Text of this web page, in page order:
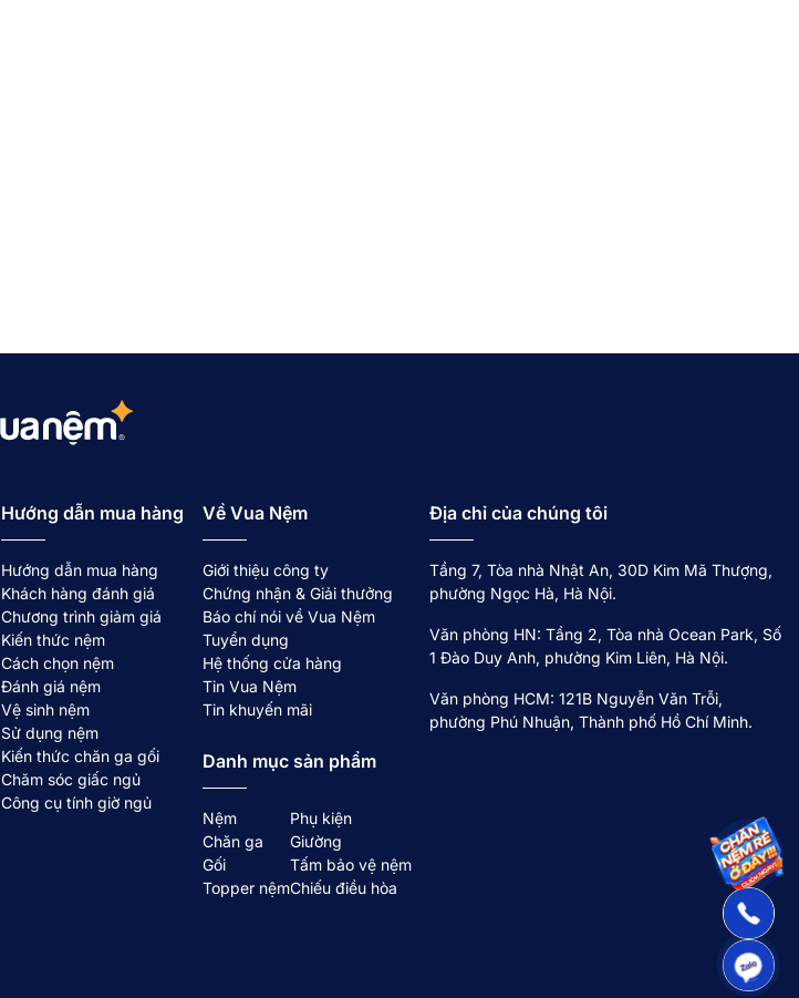
Hướng dẫn mua hàng
Hướng dẫn mua hàng
Khách hàng đánh giá
Chương trình giảm giá
Kiến thức nệm
Cách chọn nệm
Đánh giá nệm
Vệ sinh nệm
Sử dụng nệm
Kiến thức chăn ga gối
Chăm sóc giấc ngủ
Công cụ tính giờ ngủ
Về Vua Nệm
Giới thiệu công ty
Chứng nhận & Giải thưởng
Báo chí nói về Vua Nệm
Tuyển dụng
Hệ thống cửa hàng
Tin Vua Nệm
Tin khuyến mãi
Danh mục sản phẩm
Nệm
Chăn ga
Gối
Topper nệm
Phụ kiện
Giường
Tấm bảo vệ nệm
Chiếu điều hòa
Địa chỉ của chúng tôi
Tầng 7, Tòa nhà Nhật An, 30D Kim Mã Thượng,
phường Ngọc Hà, Hà Nội.
Văn phòng HN: Tầng 2, Tòa nhà Ocean Park, Số
1 Đào Duy Anh, phường Kim Liên, Hà Nội.
Văn phòng HCM: 121B Nguyễn Văn Trỗi,
phường Phú Nhuận, Thành phố Hồ Chí Minh.